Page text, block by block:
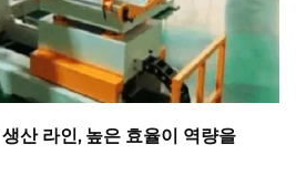
산 라인, 높은 효율이 역량을